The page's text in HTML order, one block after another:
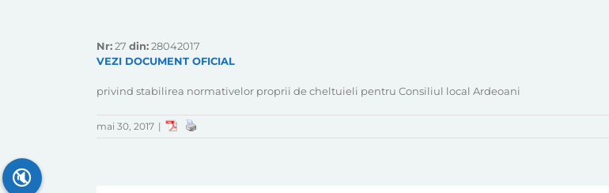
Nr:27 din:28042017
VEZI DOCUMENT OFICIAL
privind stabilirea normativelor proprii de cheltuieli pentru Consiliul local Ardeoani
mai 30, 2017 |
🔇